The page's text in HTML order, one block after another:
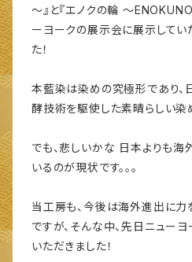
～』と『エノクの輪 ～
ーヨークの展示会に展示してい
た！
本藍染は染めの究極形であり
酵技術を駆使した素晴らしい染
でも、悲しいかな 日本よりも海
いるのが現状です。。。
当工房も、今後は海外進出に力
ですが、そんな中、先日ニュー
いただきました！